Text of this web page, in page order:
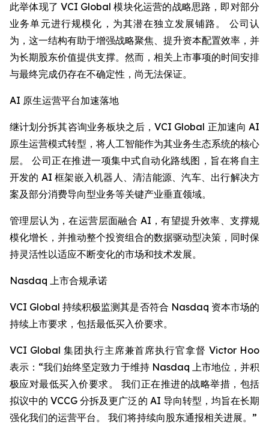
此举体现了 VCI Global 模块化运营的战略思路，即对部分
业务单元进行规模化，为其潜在独立发展铺路。 公司认
为，这一结构有助于增强战略聚焦、提升资本配置效率，并
为长期股东价值提供支撑。然而，相关上市事项的时间安排
与最终完成仍存在不确定性，尚无法保证。
AI 原生运营平台加速落地
继计划分拆其咨询业务板块之后，VCI Global 正加速向 AI
原生运营模式转型，将人工智能作为其业务生态系统的核心
层。 公司正在推进一项集中式自动化路线图，旨在将自主
开发的 AI 框架嵌入机器人、清洁能源、汽车、出行解决方
案及部分消费导向型业务等关键产业垂直领域。
管理层认为，在运营层面融合 AI，有望提升效率、支撑规
模化增长，并推动整个投资组合的数据驱动型决策，同时保
持灵活性以适应不断变化的市场和技术发展。
Nasdaq 上市合规承诺
VCI Global 持续积极监测其是否符合 Nasdaq 资本市场的
持续上市要求，包括最低买入价要求。
VCI Global 集团执行主席兼首席执行官拿督 Victor Hoo
表示：“我们始终坚定致力于维持 Nasdaq 上市地位，并积
极应对最低买入价要求。 我们正在推进的战略举措，包括
拟议中的 VCCG 分拆及更广泛的 AI 导向转型，均旨在长期
强化我们的运营平台。 我们将持续向股东通报相关进展。”